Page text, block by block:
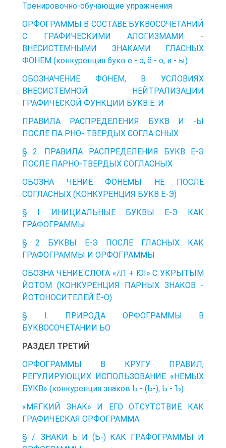
Тренировочно-обучающие упражнения
ОРФОГРАММЫ В СОСТАВЕ БУКВОСОЧЕТАНИЙ
С ГРАФИЧЕСКИМИ АЛОГИЗМАМИ -
ВНЕСИСТЕМНЫМИ ЗНАКАМИ ГЛАСНЫХ
ФОНЕМ (конкуренция букв е - э, ё - о, и - ы)
ОБОЗНАЧЕНИЕ ФОНЕМ, В УСЛОВИЯХ
ВНЕСИСТЕМНОЙ НЕЙТРАЛИЗАЦИИ
ГРАФИЧЕСКОЙ ФУНКЦИИ БУКВ Е. И
ПРАВИЛА РАСПРЕДЕЛЕНИЯ БУКВ И -Ы
ПОСЛЕ ПА РНО- ТВЕРДЫХ СОГЛА СНЫХ
§ 2. ПРАВИЛА РАСПРЕДЕЛЕНИЯ БУКВ Е-Э
ПОСЛЕ ПАРНО-ТВЕРДЫХ СОГЛАСНЫХ
ОБОЗНА ЧЕНИЕ ФОНЕМЫ НЕ ПОСЛЕ
СОГЛАСНЫХ (КОНКУРЕНЦИЯ БУКВ Е-Э)
§ I. ИНИЦИАЛЬНЫЕ БУКВЫ Е-Э КАК
ГРАФОГРАММЫ
§ 2 БУКВЫ Е-Э ПОСЛЕ ГЛАСНЫХ КАК
ГРАФОГРАММЫ И ОРФОГРАММЫ
ОБОЗНА ЧЕНИЕ СЛОГА «/Л + ЮІ» С УКРЫТЫМ
ЙОТОМ (КОНКУРЕНЦИЯ ПАРНЫХ ЗНАКОВ -
ЙОТОНОСИТЕЛЕЙ Ё-О)
§ I. ПРИРОДА ОРФОГРАММЫ В
БУКВОСОЧЕТАНИИ ЬО
РАЗДЕЛ ТРЕТИЙ
ОРФОГРАММЫ В КРУГУ ПРАВИЛ,
РЕГУЛИРУЮЩИХ ИСПОЛЬЗОВАНИЕ «НЕМЫХ
БУКВ» (конкуренция знаков Ь - (Ь-), Ь - Ъ)
«МЯГКИЙ ЗНАК» И ЕГО ОТСУТСТВИЕ КАК
ГРАФИЧЕСКАЯ ОРФОГРАММА
§ /. ЗНАКИ Ь И (Ѣ-) КАК ГРАФОГРАММЫ И